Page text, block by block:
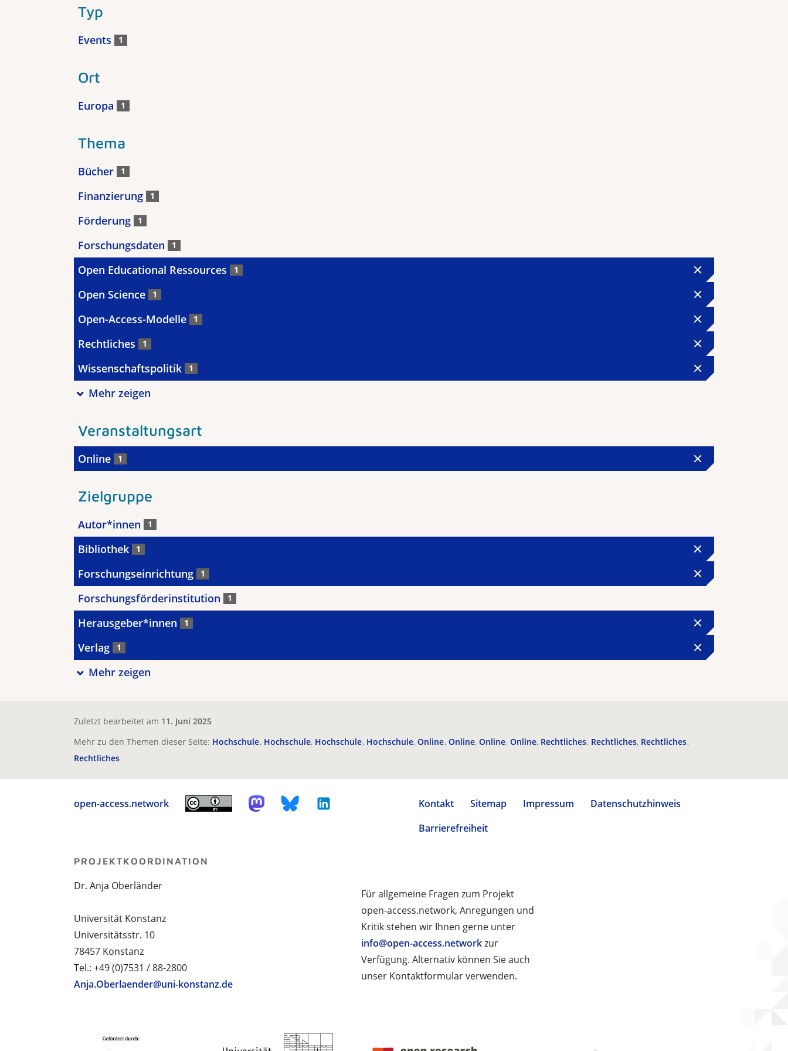
Typ
Events 1
Ort
Europa 1
Thema
Bücher 1
Finanzierung 1
Förderung 1
Forschungsdaten 1
Open Educational Ressources 1
Open Science 1
Open-Access-Modelle 1
Rechtliches 1
Wissenschaftspolitik 1
Mehr zeigen
Veranstaltungsart
Online 1
Zielgruppe
Autor*innen 1
Bibliothek 1
Forschungseinrichtung 1
Forschungsförderinstitution 1
Herausgeber*innen 1
Verlag 1
Mehr zeigen
Zuletzt bearbeitet am 11. Juni 2025
Mehr zu den Themen dieser Seite: Hochschule Hochschule Hochschule Hochschule Online Online Online Online Rechtliches Rechtliches Rechtliches
Rechtliches
open-access.network Kontakt Sitemap Impressum
Datenschutzhinweis
Barrierefreiheit
Für allgemeine Fragen zum Projekt
open-access.network, Anregungen und
Kritik stehen wir Ihnen gerne unter
info@open-access.networkzur
Verfügung. Alternativ können Sie auch
unser Kontaktformular verwenden.
PROJEKTKOORDINATION
Dr. Anja Oberländer
Universität Konstanz
Universitätsstr. 10
78457 Konstanz
Tel.: +49 (0)7531 / 88-2800
Anja.Oberlaender@uni-konstanz.de